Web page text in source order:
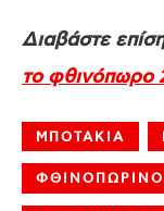
Διαβάστε
το φθινόπωρο
ΜΠΟΤΑΚΙΑ
ΦΘΙΝΟΠΩΡΙΝΟ